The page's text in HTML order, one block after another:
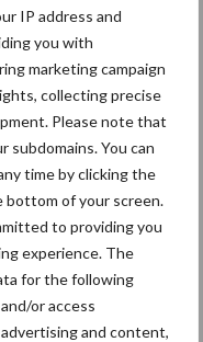
IP address and
you with
marketing campaign
collecting precise
Please note that
subdomains. You can
time by clicking the
bottom of your screen.
to providing you
experience. The
for the following
or access
and content,
blijft grillig:
houden
vaak
voor
volume en
in krimpende